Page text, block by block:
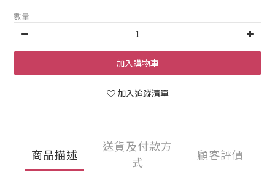
數量
加入購物車
加入追蹤清單
商品描述
送貨及付款方
式
顧客評價